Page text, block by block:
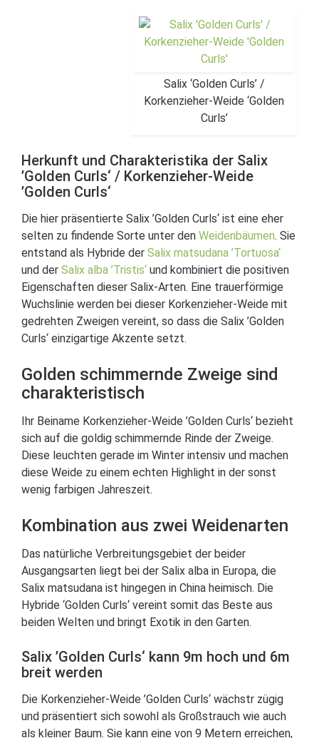
Salix ‘Golden Curls’ /
Korkenzieher-Weide ‘Golden
Curls’
Herkunft und Charakteristika der Salix
’Golden Curls‘ / Korkenzieher-Weide
’Golden Curls‘
Die hier präsentierte Salix ’Golden Curls‘ ist eine eher
selten zu findende Sorte unter den Weidenbäumen. Sie
entstand als Hybride der Salix matsudana ’Tortuosa‘
und der Salix alba ’Tristis‘ und kombiniert die positiven
Eigenschaften dieser Salix-Arten. Eine trauerförmige
Wuchslinie werden bei dieser Korkenzieher-Weide mit
gedrehten Zweigen vereint, so dass die Salix ’Golden
Curls‘ einzigartige Akzente setzt.
Golden schimmernde Zweige sind
charakteristisch
Ihr Beiname Korkenzieher-Weide ’Golden Curls‘ bezieht
sich auf die goldig schimmernde Rinde der Zweige.
Diese leuchten gerade im Winter intensiv und machen
diese Weide zu einem echten Highlight in der sonst
wenig farbigen Jahreszeit.
Kombination aus zwei Weidenarten
Das natürliche Verbreitungsgebiet der beider
Ausgangsarten liegt bei der Salix alba in Europa, die
Salix matsudana ist hingegen in China heimisch. Die
Hybride ‘Golden Curls‘ vereint somit das Beste aus
beiden Welten und bringt Exotik in den Garten.
Salix ’Golden Curls‘ kann 9m hoch und 6m
breit werden
Die Korkenzieher-Weide ’Golden Curls‘ wächstr zügig
und präsentiert sich sowohl als Großstrauch wie auch
als kleiner Baum. Sie kann eine von 9 Metern erreichen,